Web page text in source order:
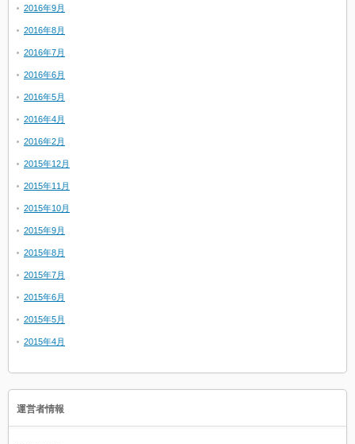
2016年9月
2016年8月
2016年7月
2016年6月
2016年5月
2016年4月
2016年2月
2015年12月
2015年11月
2015年10月
2015年9月
2015年8月
2015年7月
2015年6月
2015年5月
2015年4月
運営者情報